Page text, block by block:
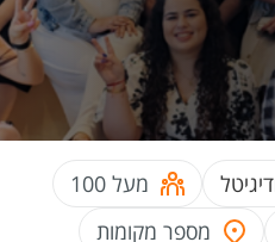
מעל 100
מספר מקומות